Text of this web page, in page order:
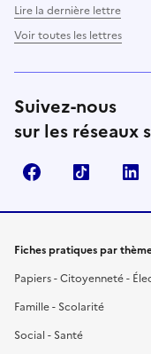
Lire la dernière lettre
Voir toutes les lettres
Suivez-nous
sur les réseaux
FacebookTikTok
Fiches pratiques par
Papiers - Citoyenneté -
Famille - Scolarité
Social - Santé